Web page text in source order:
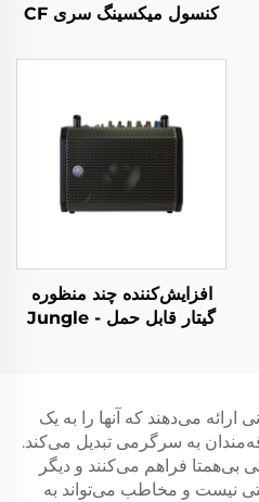
کنسول میکسینگ سری CF
افزایش‌کننده چند منظوره
گیتار قابل حمل - Jungle
ارائه می‌دهند که آنها را به یک
به سرگرمی تبدیل می‌کند.
بی‌همتا فراهم می‌کنند و دیگر
نیست و مخاطب می‌تواند به